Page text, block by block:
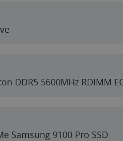
DDR5 5600MHz RDIMM
Samsung 9100 Pro SSD